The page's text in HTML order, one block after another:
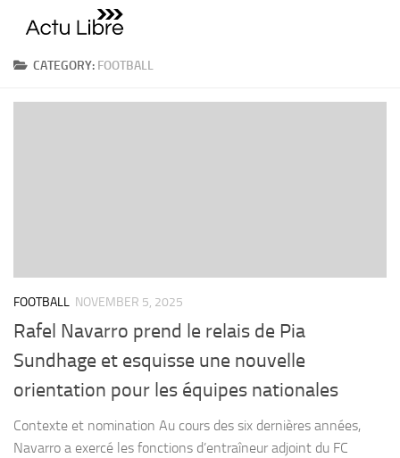
Skip to content
CATEGORY: FOOTBALL
FOOTBALL NOVEMBER 5, 2025
Rafel Navarro prend le relais de Pia
Sundhage et esquisse une nouvelle
orientation pour les équipes nationales
Contexte et nomination Au cours des six dernières années,
Navarro a exercé les fonctions d’entraîneur adjoint du FC